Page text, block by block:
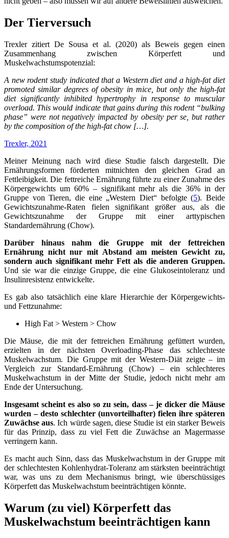
Der Tierversuch
Trexler zitiert De Sousa et al. (2020) als Beweis gegen einen
Zusammenhang zwischen Körperfett und
Muskelwachstumspotenzial:
A new rodent study indicated that a Western diet and a high-fat diet
promoted similar degrees of obesity in mice, but only the high-fat
diet significantly inhibited hypertrophy in response to muscular
overload. This would indicate that gains during this rodent “bulking
phase” were not negatively impacted by obesity per se, but rather
by the composition of the high-fat chow […].
Trexler, 2021
Meiner Meinung nach wird diese Studie falsch dargestellt. Die
Ernährungsformen förderten mitnichten den gleichen Grad an
Fettleibigkeit. Die fettreiche Ernährung führte zu einer Zunahme des
Körpergewichts um 60% – signifikant mehr als die 36% in der
Gruppe von Tieren, die eine „Western Diet“ befolgte (5). Beide
Gewichtszunahme-Raten fielen signifikant größer aus, als die
Gewichtszunahme der Gruppe mit einer arttypischen
Standardernährung (Chow).
Darüber hinaus nahm die Gruppe mit der fettreichen
Ernährung nicht nur mit Abstand am meisten Gewicht zu,
sondern auch signifikant mehr Fett als die anderen Gruppen.
Und sie war die einzige Gruppe, die eine Glukoseintoleranz und
Insulinresistenz entwickelte.
Es gab also tatsächlich eine klare Hierarchie der Körpergewichts-
und Fettzunahme:
High Fat > Western > Chow
Die Mäuse, die mit der fettreichen Ernährung gefüttert wurden,
erzielten in der nächsten Overloading-Phase das schlechteste
Muskelwachstum. Die Gruppe mit der Western-Diät zeigte – im
Vergleich zur Standard-Ernährung (Chow) – ein schlechteres
Muskelwachstum in der Mitte der Studie, jedoch nicht mehr am
Ende der Untersuchung.
Insgesamt scheint es also so zu sein, dass – je dicker die Mäuse
wurden – desto schlechter (unvorteilhafter) fielen ihre späteren
Zuwächse aus. Ich würde sagen, diese Studie ist ein starker Beweis
für das Prinzip, dass zu viel Fett die Zuwächse an Magermasse
verringern kann.
Es macht auch Sinn, dass das Muskelwachstum in der Gruppe mit
der schlechtesten Kohlenhydrat-Toleranz am stärksten beeinträchtigt
war, was uns zu dem Mechanismus bringt, wie überschüssiges
Körperfett das Muskelwachstum beeinträchtigen könnte.
Warum (zu viel) Körperfett das
Muskelwachstum beeinträchtigen kann